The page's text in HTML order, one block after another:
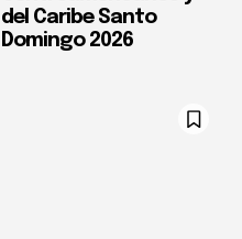
del Caribe Santo
Domingo 2026